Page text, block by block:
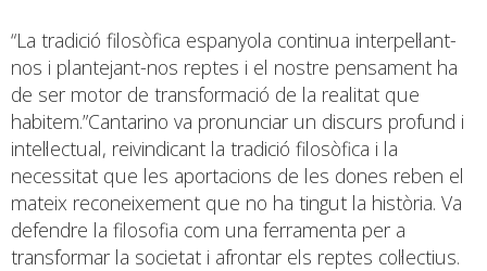
“La tradició filosòfica espanyola continua interpel·lant-
nos i plantejant-nos reptes i el nostre pensament ha
de ser motor de transformació de la realitat que
habitem.”Cantarino va pronunciar un discurs profund i
intel·lectual, reivindicant la tradició filosòfica i la
necessitat que les aportacions de les dones reben el
mateix reconeixement que no ha tingut la història. Va
defendre la filosofia com una ferramenta per a
transformar la societat i afrontar els reptes col·lectius.